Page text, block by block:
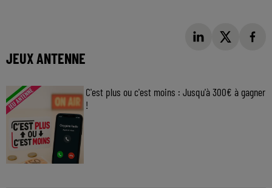
JEUX ANTENNE
C'est plus ou c'est moins : Jusqu'à 300€ à gagner
!